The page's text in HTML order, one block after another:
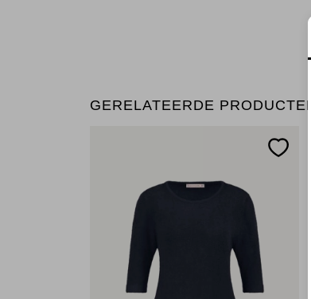
GERELATEERDE PRODUCTEN